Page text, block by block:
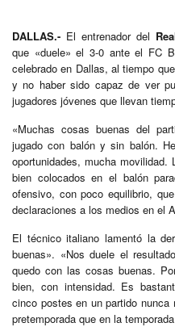
DALLAS.- El entrenador del
que «duele» el 3-0 ante el FC
celebrado en Dallas, al tiempo
y no haber sido capaz de ver
jugadores jóvenes que llevan
«Muchas cosas buenas del
jugado con balón y sin balón.
oportunidades, mucha
bien colocados en el balón
ofensivo, con poco equilibrio,
declaraciones a los medios en el
El técnico italiano lamentó la
buenas». «Nos duele el
quedo con las cosas buenas.
bien, con intensidad. Es
cinco postes en un partido
pretemporada que en la